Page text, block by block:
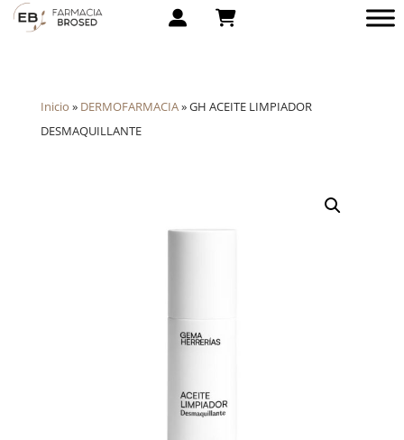
Inicio » DERMOFARMACIA»GH ACEITE LIMPIADOR
DESMAQUILLANTE